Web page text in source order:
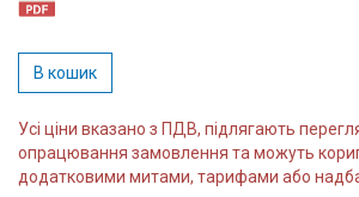
В кошик
Усі ціни вказано з ПДВ, підлягають
опрацювання замовлення та можуть
додатковими митами, тарифами або